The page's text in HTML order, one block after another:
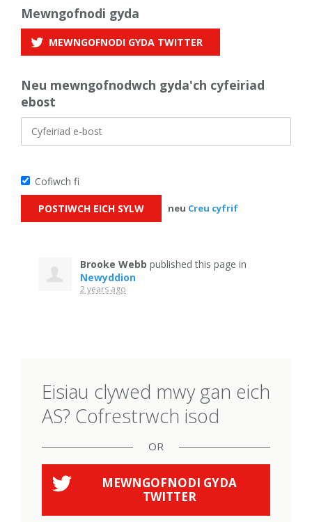
Mewngofnodi gyda
MEWNGOFNODI GYDA TWITTER
Neu mewngofnodwch gyda'ch cyfeiriad
ebost
Cofiwch fi
neu Creu cyfrif
Brooke Webb published this page in
Newyddion
2 years ago
Eisiau clywed mwy gan eich
AS? Cofrestrwch isod
OR
MEWNGOFNODI GYDA
TWITTER